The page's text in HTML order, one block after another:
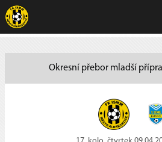
Okresní přebor mladší